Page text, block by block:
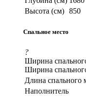
Высота (см) 850
Спальное место
?
Ширина
Ширина
Длина спального
Наполнитель